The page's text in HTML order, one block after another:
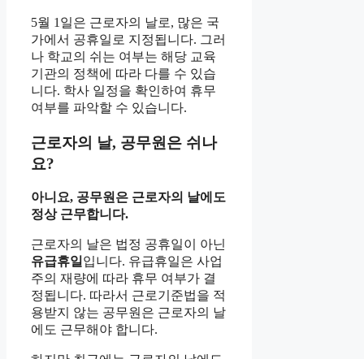
5월 1일은 근로자의 날로, 많은 국
가에서 공휴일로 지정됩니다. 그러
나 학교의 쉬는 여부는 해당 교육
기관의 정책에 따라 다를 수 있습
니다. 학사 일정을 확인하여 휴무
여부를 파악할 수 있습니다.
근로자의 날, 공무원은 쉬나
요?
아니요, 공무원은 근로자의 날에도
정상 근무합니다.
근로자의 날은 법정 공휴일이 아닌
유급휴일 입니다. 유급휴일은 사업
주의 재량에 따라 휴무 여부가 결
정됩니다. 따라서 근로기준법을 적
용받지 않는 공무원은 근로자의 날
에도 근무해야 합니다.